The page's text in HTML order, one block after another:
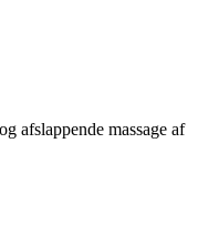
afslappende massage af